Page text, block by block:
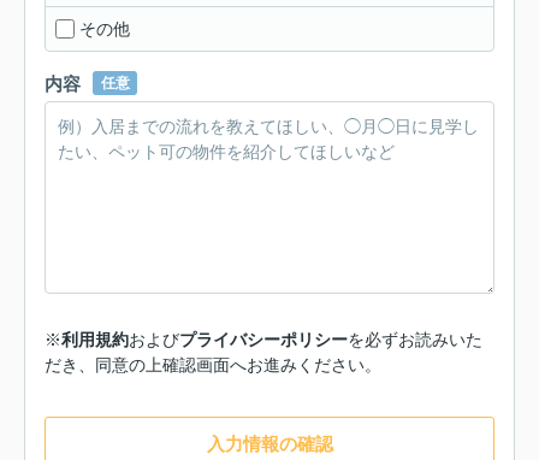
その他
内容 任意
※利用規約およびプライバシーポリシーを必ずお読みいた
だき、同意の上確認画面へお進みください。
入力情報の確認